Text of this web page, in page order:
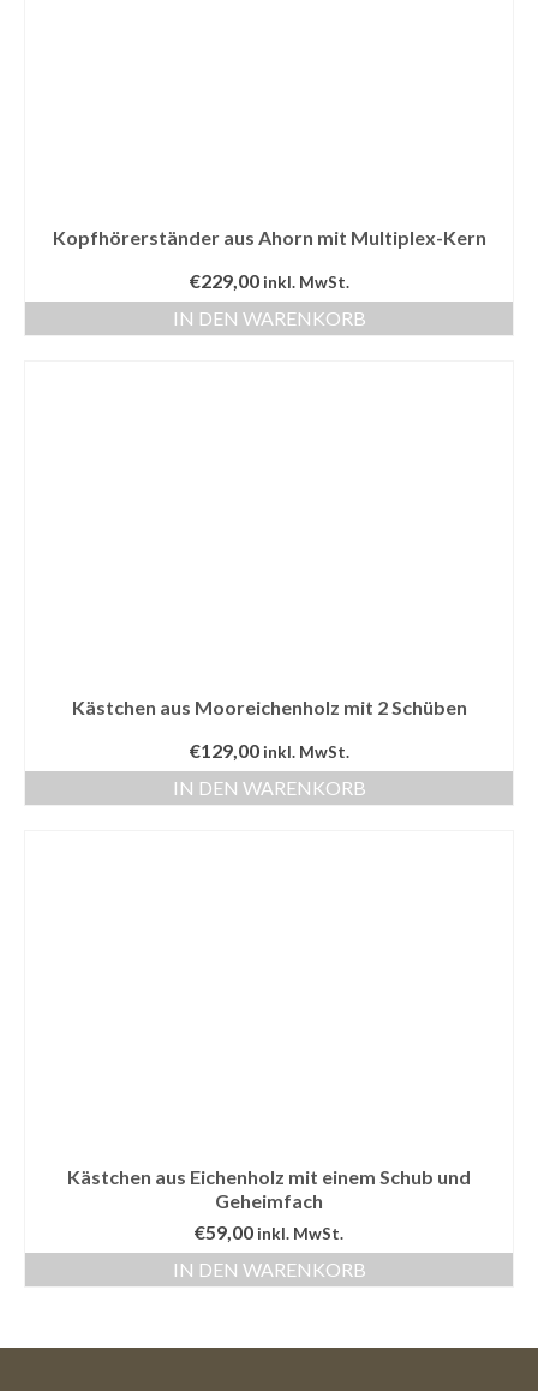
Kopfhörerständer aus Ahorn mit Multiplex-Kern
€229,00 inkl. MwSt.
IN DEN WARENKORB
Kästchen aus Mooreichenholz mit 2 Schüben
€129,00 inkl. MwSt.
IN DEN WARENKORB
Kästchen aus Eichenholz mit einem Schub und
Geheimfach
€59,00 inkl. MwSt.
IN DEN WARENKORB